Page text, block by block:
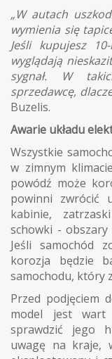
„W autach
wymienia się
Jeśli kupujesz
wyglądają
sygnał. W
sprzedawcę,
Buzelis.
Awarie układu
Wszystkie
w zimnym
powódź może
powinni zwrócić
kabinie,
schowki -
Jeśli samochód
korozja będzie
samochodu, który
Przed podjęciem
model jest wart
sprawdzić jego
uwagę na kraje,